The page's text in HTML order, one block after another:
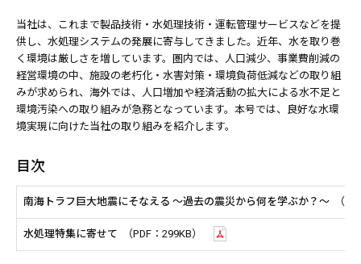
当社は、これまで製品技術・水処理技術・運転管理サービスなどを提
供し、水処理システムの発展に寄与してきました。近年、水を取り巻
く環境は厳しさを増しています。圏内では、人口減少、事業費削減の
経営環境の中、施設の老朽化・水害対策・環境負荷低減などの取り組
みが求められ、海外では、人口増加や経済活動の拡大による水不足と
環境汚染への取り組みが急務となっています。本号では、良好な水環
境実現に向けた当社の取り組みを紹介します。
目次
南海トラフ巨大地震にそなえる ～過去の震災から何を学ぶか？～ （
水処理特集に寄せて （PDF：299KB）